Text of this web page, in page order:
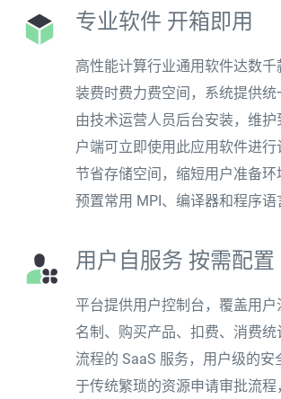
专业软件 开箱即用
高性能计算行业通用软件达数
装费时费力费空间，系统提供统
由技术运营人员后台安装，维护
户端可立即使用此应用软件进
节省存储空间，缩短用户准备
预置常用 MPI、编译器和程序语
用户自服务 按需配置
平台提供用户控制台，覆盖用户
名制、购买产品、扣费、消费
流程的 SaaS 服务，用户级的安
于传统繁琐的资源申请审批流程